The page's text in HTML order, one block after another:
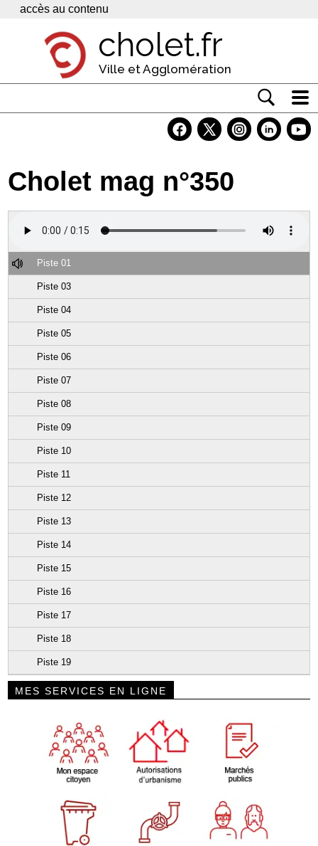
Panneau de gestion des cookies
accès au contenu
cholet.fr
Ville et Agglomération
Economie
Services
Cholet mag n°350
Piste 01
Piste 03
Piste 04
Piste 05
Piste 06
Piste 07
Piste 08
Piste 09
Piste 10
Piste 11
Piste 12
Piste 13
Piste 14
Piste 15
Piste 16
Piste 17
Piste 18
Piste 19
MES SERVICES EN LIGNE